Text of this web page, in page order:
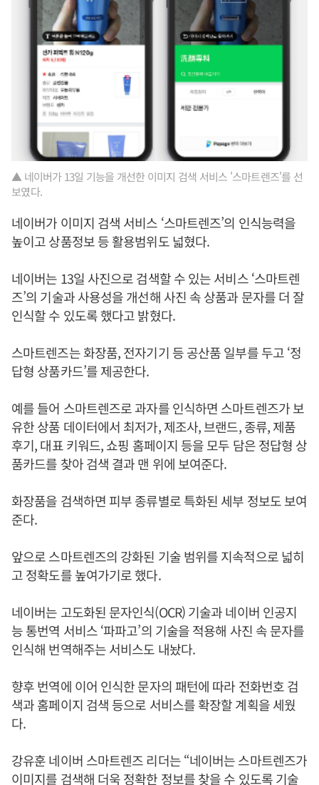
▲ 네이버가 13일 기능을 개선한 이미지 검색 서비스 '스마트렌즈'를 선
보였다.
네이버가 이미지 검색 서비스 ‘스마트렌즈’의 인식능력을
높이고 상품정보 등 활용범위도 넓혔다.
네이버는 13일 사진으로 검색할 수 있는 서비스 ‘스마트렌
즈’의 기술과 사용성을 개선해 사진 속 상품과 문자를 더 잘
인식할 수 있도록 했다고 밝혔다.
스마트렌즈는 화장품, 전자기기 등 공산품 일부를 두고 ‘정
답형 상품카드’를 제공한다.
예를 들어 스마트렌즈로 과자를 인식하면 스마트렌즈가 보
유한 상품 데이터에서 최저가, 제조사, 브랜드, 종류, 제품
후기, 대표 키워드, 쇼핑 홈페이지 등을 모두 담은 정답형 상
품카드를 찾아 검색 결과 맨 위에 보여준다.
화장품을 검색하면 피부 종류별로 특화된 세부 정보도 보여
준다.
앞으로 스마트렌즈의 강화된 기술 범위를 지속적으로 넓히
고 정확도를 높여가기로 했다.
네이버는 고도화된 문자인식(OCR) 기술과 네이버 인공지
능 통번역 서비스 ‘파파고’의 기술을 적용해 사진 속 문자를
인식해 번역해주는 서비스도 내놨다.
향후 번역에 이어 인식한 문자의 패턴에 따라 전화번호 검
색과 홈페이지 검색 등으로 서비스를 확장할 계획을 세웠
다.
강유훈 네이버 스마트렌즈 리더는 “네이버는 스마트렌즈가
이미지를 검색해 더욱 정확한 정보를 찾을 수 있도록 기술